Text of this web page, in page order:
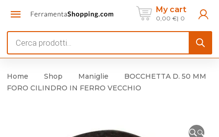
My cart
0,00 € 0
search
Home Shop Maniglie
BOCCHETTA D. 50 MM
FORO CILINDRO IN FERRO VECCHIO
🔍